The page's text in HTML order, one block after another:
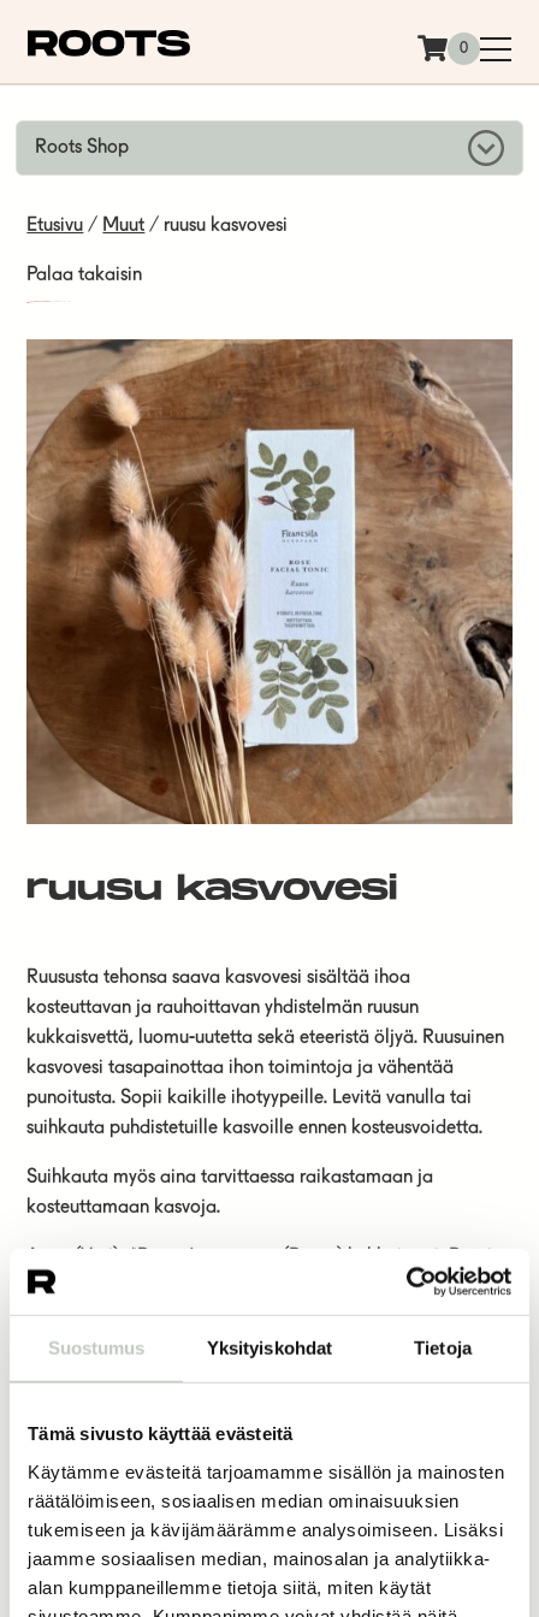
Suostumus Yksityiskohdat Tietoja
Tämä sivusto käyttää evästeitä
Käytämme evästeitä tarjoamamme sisällön ja mainosten
räätälöimiseen, sosiaalisen median ominaisuuksien
tukemiseen ja kävijämäärämme analysoimiseen. Lisäksi
jaamme sosiaalisen median, mainosalan ja analytiikka-
alan kumppaneillemme tietoja siitä, miten käytät
0
Roots Shop
Etusivu / Muut / ruusu kasvovesi
Palaa takaisin
ruusu kasvovesi
Ruususta tehonsa saava kasvovesi sisältää ihoa
kosteuttavan ja rauhoittavan yhdistelmän ruusun
kukkaisvettä, luomu-uutetta sekä eteeristä öljyä. Ruusuinen
kasvovesi tasapainottaa ihon toimintoja ja vähentää
punoitusta. Sopii kaikille ihotyypeille. Levitä vanulla tai
suihkauta puhdistetuille kasvoille ennen kosteusvoidetta.
Suihkauta myös aina tarvittaessa raikastamaan ja
kosteuttamaan kasvoja.
(Betaiini), *Alcohol denat. (Alkoholi denat.), *Equisetum
arvense (Peltokorte) uutos, *Plantago lanceolata
(Heinäratamo) lehtiuutos, *Trifolium pratense (Puna-apila)
kukkauutos, *Prunella vulgaris (Niittyhumala) uutos,
(Keto-orvokki) uutos, *Rose (Ruusu) kukkauutos, *Aloe
barbadensis (Aloe vera) lehtiuute, Olea europaea (Oliivi)
lehtiuute, Rosa damascena (Ruusu) eteerinen öljy, Citrus
aurantifolia (Limetti) eteerinen öljy, Coco Glucoside
(Kookosglukosidi), Citric Acid (Sitruunahappo), Glycerin
(Kasviglyseriini), Sodium Benzoate (Natriumbentsoaatti),